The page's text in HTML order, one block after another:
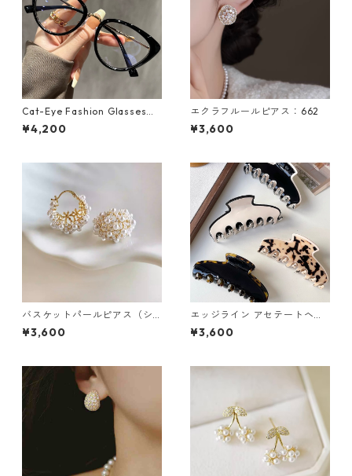
Cat-Eye Fashion Glasses
（４色）：542
¥4,200
エクラフルールピアス：662
¥3,600
バスケットパールピアス（シ
ルバー・ゴールド）：439
¥3,600
エッジライン アセテートヘア
クリップ（４色）：602
¥3,600